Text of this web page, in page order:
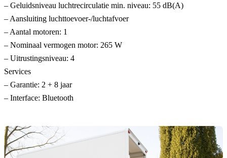
– Geluidsniveau luchtrecirculatie min. niveau: 55 dB(A)
– Aansluiting luchttoevoer-/luchtafvoer
– Aantal motoren: 1
– Nominaal vermogen motor: 265 W
– Uitrustingsniveau: 4
Services
– Garantie: 2 + 8 jaar
– Interface: Bluetooth